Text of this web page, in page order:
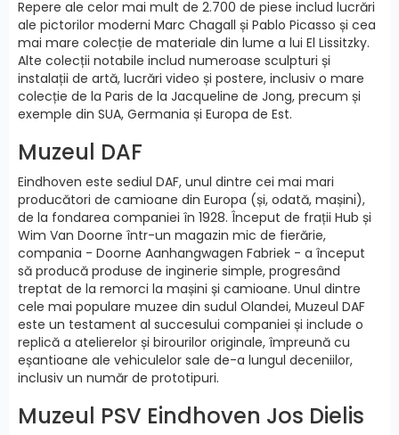
Repere ale celor mai mult de 2.700 de piese includ lucrări
ale pictorilor moderni Marc Chagall și Pablo Picasso și cea
mai mare colecție de materiale din lume a lui El Lissitzky.
Alte colecții notabile includ numeroase sculpturi și
instalații de artă, lucrări video și postere, inclusiv o mare
colecție de la Paris de la Jacqueline de Jong, precum și
exemple din SUA, Germania și Europa de Est.
Muzeul DAF
Eindhoven este sediul DAF, unul dintre cei mai mari
producători de camioane din Europa (și, odată, mașini),
de la fondarea companiei în 1928. Început de frații Hub și
Wim Van Doorne într-un magazin mic de fierărie,
compania - Doorne Aanhangwagen Fabriek - a început
să producă produse de inginerie simple, progresând
treptat de la remorci la mașini și camioane. Unul dintre
cele mai populare muzee din sudul Olandei, Muzeul DAF
este un testament al succesului companiei și include o
replică a atelierelor și birourilor originale, împreună cu
eșantioane ale vehiculelor sale de-a lungul deceniilor,
inclusiv un număr de prototipuri.
Muzeul PSV Eindhoven Jos Dielis